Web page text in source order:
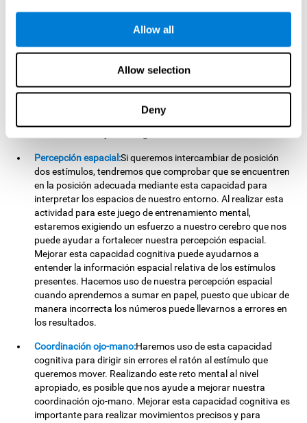
Allow all
Allow selection
Deny
Recordar la localización de los diferentes
más elaboradas. Esto lo llevamos a cabo mediante nuestra
memoria no verbal. PracticandoCruzafichas
nuestra memoria no verbal con este juego, podría
resultarnos más sencillo memorizar información de carácter
Percepción espacial:Si queremos intercambiar de posición
dos estímulos, tendremos que comprobar que se encuentren
en la posición adecuada mediante esta capacidad para
interpretar los espacios de nuestro entorno. Al realizar esta
actividad para este juego de entrenamiento mental,
estaremos exigiendo un esfuerzo a nuestro cerebro que nos
puede ayudar a fortalecer nuestra percepción espacial.
Mejorar esta capacidad cognitiva puede ayudarnos a
entender la información espacial relativa de los estímulos
presentes. Hacemos uso de nuestra percepción espacial
cuando aprendemos a sumar en papel, puesto que ubicar de
manera incorrecta los números puede llevarnos a errores en
los resultados.
Coordinación ojo-mano:Haremos uso de esta capacidad
cognitiva para dirigir sin errores el ratón al estímulo que
queremos mover. Realizando este reto mental al nivel
apropiado, es posible que nos ayude a mejorar nuestra
coordinación ojo-mano. Mejorar esta capacidad cognitiva es
importante para realizar movimientos precisos y para